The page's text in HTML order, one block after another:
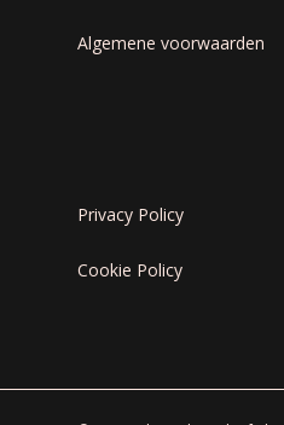
Algemene voorwaarden
Privacy Policy
Cookie Policy